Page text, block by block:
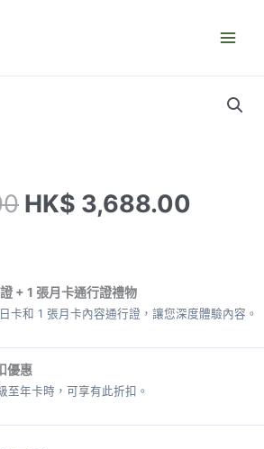
原
HK$ 6,888.00。
HK$ 3,688.00
+ 1 張月卡通行證禮物
卡和 1 張月卡內容通行證，讓您深度體驗內容。
優惠
至年卡時，可享有此折扣。